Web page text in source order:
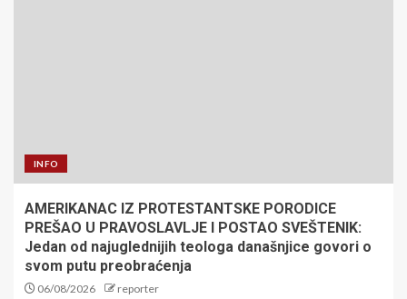
INFO
AMERIKANAC IZ PROTESTANTSKE PORODICE
PREŠAO U PRAVOSLAVLJE I POSTAO SVEŠTENIK:
Jedan od najuglednijih teologa današnjice govori o
svom putu preobraćenja
06/08/2026 reporter